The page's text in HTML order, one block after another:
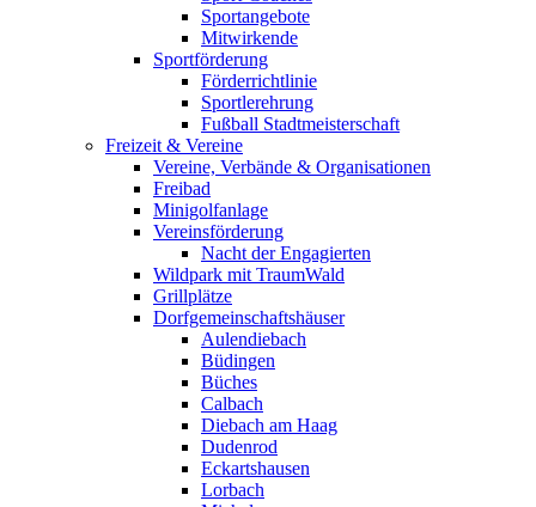
Sportangebote
Mitwirkende
Sportförderung
Förderrichtlinie
Sportlerehrung
Fußball Stadtmeisterschaft
Freizeit & Vereine
Vereine, Verbände & Organisationen
Freibad
Minigolfanlage
Vereinsförderung
Nacht der Engagierten
Wildpark mit TraumWald
Grillplätze
Dorfgemeinschaftshäuser
Aulendiebach
Büdingen
Büches
Calbach
Diebach am Haag
Dudenrod
Eckartshausen
Lorbach